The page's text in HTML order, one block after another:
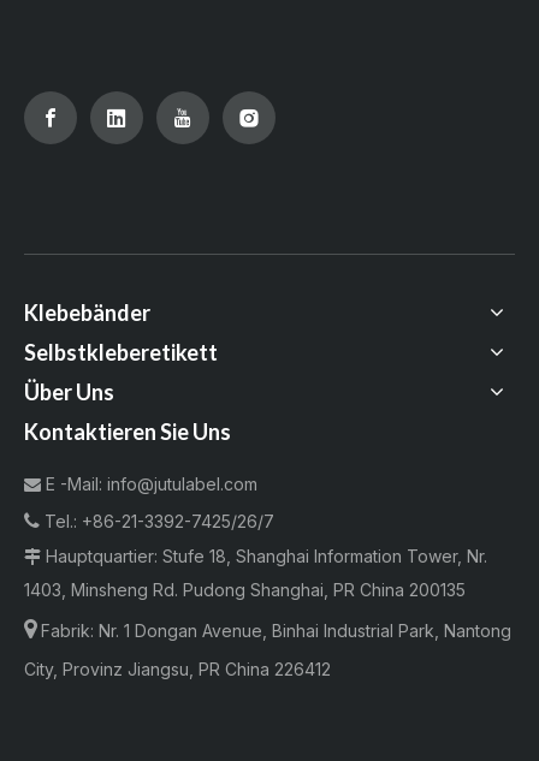
Klebebänder
Selbstkleberetikett
Über Uns
Kontaktieren Sie Uns
 E -Mail: info@jutulabel.com
 Tel.: +86-21-3392-7425/26/7
 Hauptquartier: Stufe 18, Shanghai Information Tower, Nr.
1403, Minsheng Rd. Pudong Shanghai, PR China 200135
Fabrik: Nr. 1 Dongan Avenue, Binhai Industrial Park, Nantong
City, Provinz Jiangsu, PR China 226412